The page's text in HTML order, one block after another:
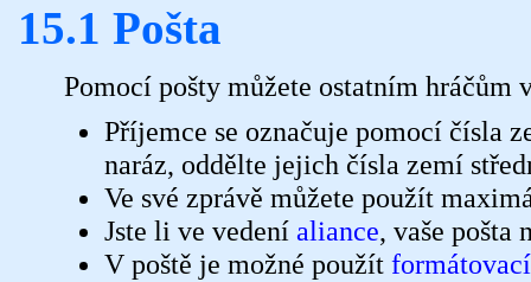
15.1 Pošta
Pomocí pošty můžete ostatním hráčům
Příjemce se označuje pomocí čísla
naráz, oddělte jejich čísla zemí
Ve své zprávě můžete použít
Jste li ve vedení aliance, vaše pošta
V poště je možné použít